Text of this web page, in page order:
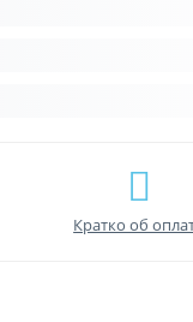
Кратко об